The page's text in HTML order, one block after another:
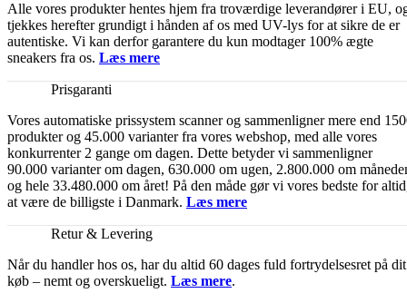
Alle vores produkter hentes hjem fra troværdige leverandører i EU,
tjekkes herefter grundigt i hånden af os med UV-lys for at sikre de er
autentiske. Vi kan derfor garantere du kun modtager 100% ægte
sneakers fra os. Læs mere
Prisgaranti
Vores automatiske prissystem scanner og sammenligner mere end
produkter og 45.000 varianter fra vores webshop, med alle vores
konkurrenter 2 gange om dagen. Dette betyder vi sammenligner
90.000 varianter om dagen, 630.000 om ugen, 2.800.000 om
og hele 33.480.000 om året! På den måde gør vi vores bedste for
at være de billigste i Danmark. Læs mere
Retur & Levering
Når du handler hos os, har du altid 60 dages fuld fortrydelsesret på dit
køb – nemt og overskueligt. Læs mere.